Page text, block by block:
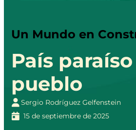
Un Mundo en
País
pueblo
Sergio Rodríguez Gelfenstein
15 de septiembre de 2025